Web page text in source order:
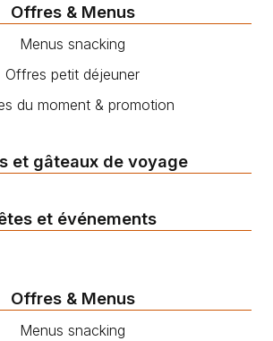
Offres & Menus
Menus snacking
Offres petit déjeuner
du moment & promotion
et gâteaux de voyage
et événements
Offres & Menus
Menus snacking